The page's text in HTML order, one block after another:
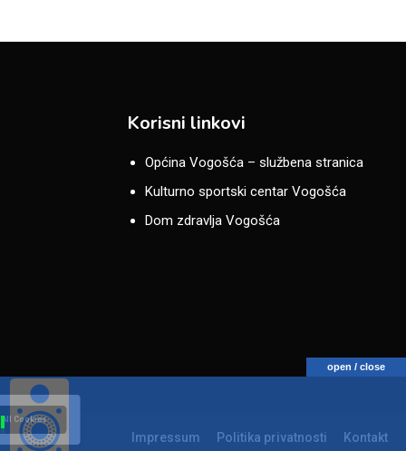
Korisni linkovi
Općina Vogošća – službena stranica
Kulturno sportski centar Vogošća
Dom zdravlja Vogošća
Impressum Politika privatnosti Kontakt
All Cookies
open / close